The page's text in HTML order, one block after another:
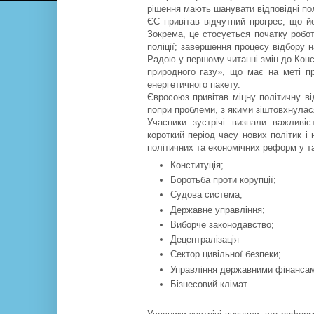
рішення мають шанувати відповідні
ЄС привітав відчутний прогрес, що
Зокрема, це стосується початку
поліції; завершення процесу
Радою у першому читанні змін до
природного газу», що має на меті
енергетичного пакету.
Євросоюз привітав міцну політичну
попри проблеми, з якими
Учасники зустрічі визнали
короткий період часу нових політик
політичних та економічних реформ у
Конституція;
Боротьба проти корупції;
Судова система;
Державне управління;
Виборче законодавство;
Децентралізація
Сектор цивільної безпеки;
Управління державними
Бізнесовий клімат.